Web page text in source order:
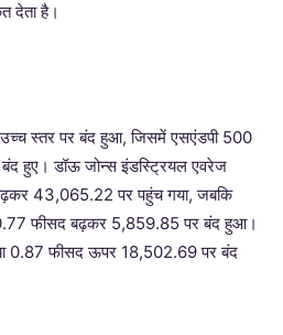
देता है।
उच्च स्तर पर बंद हुआ, जिसमें एसएंडपी 500
बंद हुए। डॉऊ जोन्स इंडस्ट्रियल एवरेज
43,065.22 पर पहुंच गया, जबकि
फीसद बढ़कर 5,859.85 पर बंद हुआ।
0.87 फीसद ऊपर 18,502.69 पर बंद